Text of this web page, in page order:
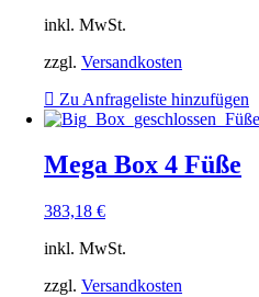
inkl. MwSt.
zzgl. Versandkosten
Zu Anfrageliste hinzufügen
Mega Box 4 Füße
383,18 €
inkl. MwSt.
zzgl. Versandkosten